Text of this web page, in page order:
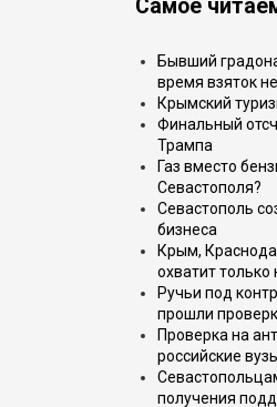
Самое
Бывший
время взяток
Крымский
Финальный
Трампа
Газ вместо
Севастополя?
Севастополь
бизнеса
Крым,
охватит
Ручьи под
прошли
Проверка на
российские
получения